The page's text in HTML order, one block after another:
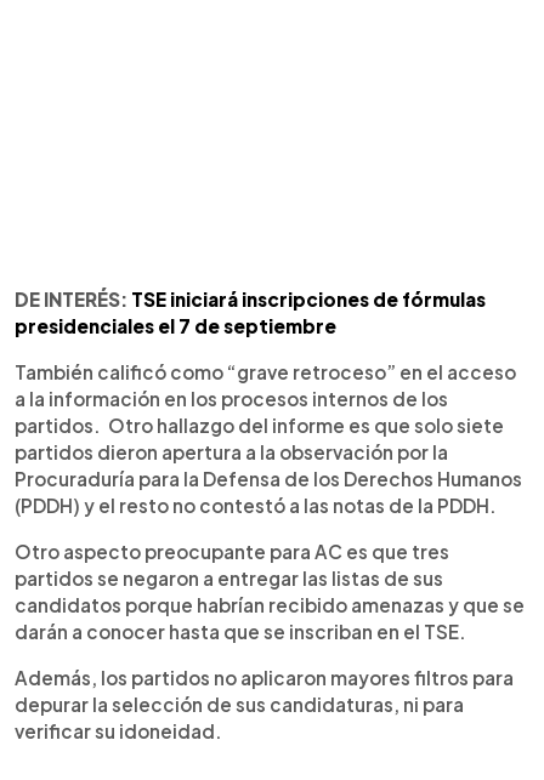
DE INTERÉS: TSE iniciará inscripciones de fórmulas
presidenciales el 7 de septiembre
También calificó como “grave retroceso” en el acceso
a la información en los procesos internos de los
partidos. Otro hallazgo del informe es que solo siete
partidos dieron apertura a la observación por la
Procuraduría para la Defensa de los Derechos Humanos
(PDDH) y el resto no contestó a las notas de la PDDH.
Otro aspecto preocupante para AC es que tres
partidos se negaron a entregar las listas de sus
candidatos porque habrían recibido amenazas y que se
darán a conocer hasta que se inscriban en el TSE.
Además, los partidos no aplicaron mayores filtros para
depurar la selección de sus candidaturas, ni para
verificar su idoneidad.